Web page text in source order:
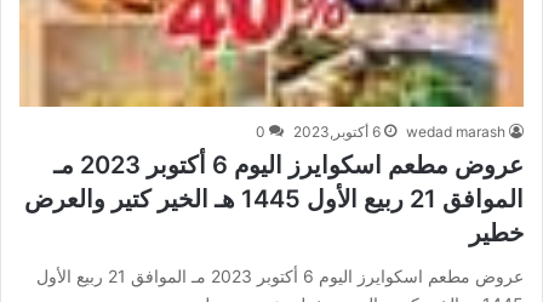
wedad marash 6 أكتوبر,2023 0
عروض مطعم اسكوايرز اليوم 6 أكتوبر 2023 مـ
الموافق 21 ربيع الأول 1445 هـ الخير كتير والعرض
خطير
عروض مطعم اسكوايرز اليوم 6 أكتوبر 2023 مـ الموافق 21 ربيع الأول